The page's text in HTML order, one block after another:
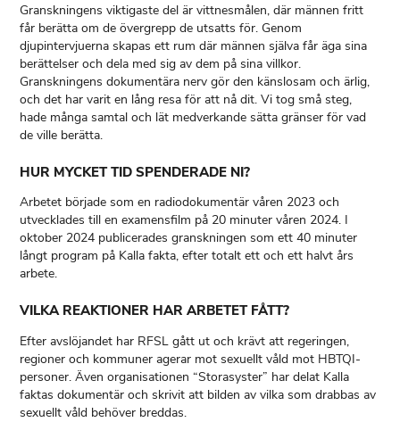
Granskningens viktigaste del är vittnesmålen, där männen fritt
får berätta om de övergrepp de utsatts för. Genom
djupintervjuerna skapas ett rum där männen själva får äga sina
berättelser och dela med sig av dem på sina villkor.
Granskningens dokumentära nerv gör den känslosam och ärlig,
och det har varit en lång resa för att nå dit. Vi tog små steg,
hade många samtal och lät medverkande sätta gränser för vad
de ville berätta.
HUR MYCKET TID SPENDERADE NI?
Arbetet började som en radiodokumentär våren 2023 och
utvecklades till en examensfilm på 20 minuter våren 2024. I
oktober 2024 publicerades granskningen som ett 40 minuter
långt program på Kalla fakta, efter totalt ett och ett halvt års
arbete.
VILKA REAKTIONER HAR ARBETET FÅTT?
Efter avslöjandet har RFSL gått ut och krävt att regeringen,
regioner och kommuner agerar mot sexuellt våld mot HBTQI-
personer. Även organisationen “Storasyster” har delat Kalla
faktas dokumentär och skrivit att bilden av vilka som drabbas av
sexuellt våld behöver breddas.